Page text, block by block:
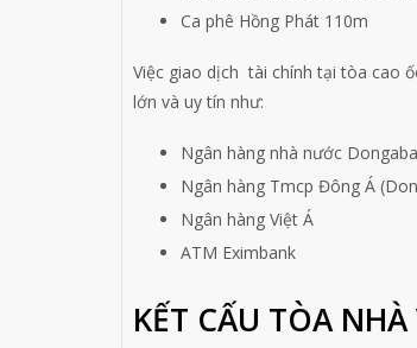
Ca phê Hồng Phát 110m
Việc giao dịch tài chính tại tòa cao
lớn và uy tín như:
Ngân hàng nhà nước
Ngân hàng Tmcp Đông Á
Ngân hàng Việt Á
ATM Eximbank
KẾT CẤU TÒA